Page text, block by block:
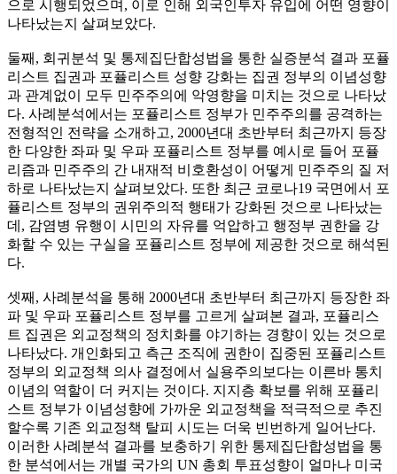
으로 시행되었으며, 이로 인해 외국인투자 유입에 어떤 영향이
나타났는지 살펴보았다.
둘째, 회귀분석 및 통제집단합성법을 통한 실증분석 결과 포퓰
리스트 집권과 포퓰리스트 성향 강화는 집권 정부의 이념성향
과 관계없이 모두 민주주의에 악영향을 미치는 것으로 나타났
다. 사례분석에서는 포퓰리스트 정부가 민주주의를 공격하는
전형적인 전략을 소개하고, 2000년대 초반부터 최근까지 등장
한 다양한 좌파 및 우파 포퓰리스트 정부를 예시로 들어 포퓰
리즘과 민주주의 간 내재적 비호환성이 어떻게 민주주의 질 저
하로 나타났는지 살펴보았다. 또한 최근 코로나19 국면에서 포
퓰리스트 정부의 권위주의적 행태가 강화된 것으로 나타났는
데, 감염병 유행이 시민의 자유를 억압하고 행정부 권한을 강
화할 수 있는 구실을 포퓰리스트 정부에 제공한 것으로 해석된
다.
셋째, 사례분석을 통해 2000년대 초반부터 최근까지 등장한 좌
파 및 우파 포퓰리스트 정부를 고르게 살펴본 결과, 포퓰리스
트 집권은 외교정책의 정치화를 야기하는 경향이 있는 것으로
나타났다. 개인화되고 측근 조직에 권한이 집중된 포퓰리스트
정부의 외교정책 의사 결정에서 실용주의보다는 이른바 통치
이념의 역할이 더 커지는 것이다. 지지층 확보를 위해 포퓰리
스트 정부가 이념성향에 가까운 외교정책을 적극적으로 추진
할수록 기존 외교정책 탈피 시도는 더욱 빈번하게 일어난다.
이러한 사례분석 결과를 보충하기 위한 통제집단합성법을 통
한 분석에서는 개별 국가의 UN 총회 투표성향이 얼마나 미국